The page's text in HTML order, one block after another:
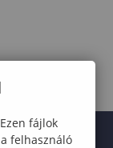
fájlok
felhasználó